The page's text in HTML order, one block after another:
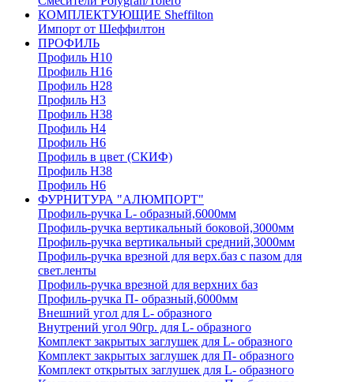
КОМПЛЕКТУЮЩИЕ Sheffilton
Импорт от Шеффилтон
ПРОФИЛЬ
Профиль H10
Профиль H16
Профиль H28
Профиль H3
Профиль H38
Профиль H4
Профиль H6
Профиль в цвет (СКИФ)
Профиль H38
Профиль H6
ФУРНИТУРА "АЛЮМПОРТ"
Профиль-ручка L- образный,6000мм
Профиль-ручка вертикальный боковой,3000мм
Профиль-ручка вертикальный средний,3000мм
Профиль-ручка врезной для верх.баз с пазом для
свет.ленты
Профиль-ручка врезной для верхних баз
Профиль-ручка П- образный,6000мм
Внешний угол для L- образного
Внутрений угол 90гр. для L- образного
Комплект закрытых заглушек для L- образного
Комплект закрытых заглушек для П- образного
Комплект открытых заглушек для L- образного